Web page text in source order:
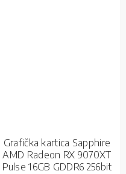
Grafička kartica Sapphire
AMD Radeon RX 9070XT
Pulse 16GB GDDR6 256bit